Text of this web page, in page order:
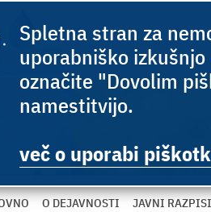
O DEJAVNOSTI JAVNI RAZPISI
Spletna stran za
uporabniško
označite "Dovolim
namestitvijo.
več o uporabi